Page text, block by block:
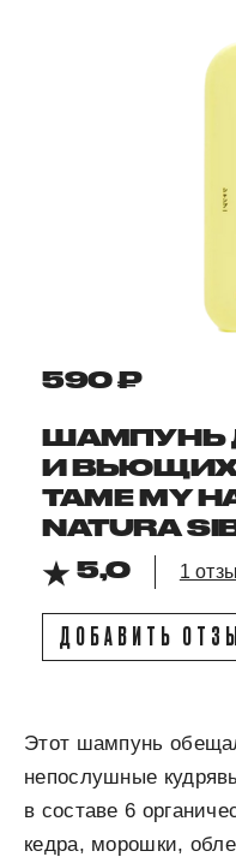
590 ₽
ШАМПУНЬ
И
TAME MY
NATURA
5,0
1
ДОБАВИТЬ
Этот шампунь
непослушные
в составе 6
кедра, морошки,